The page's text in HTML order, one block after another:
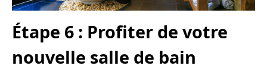
Étape 6 : Profiter de votre
nouvelle salle de bain